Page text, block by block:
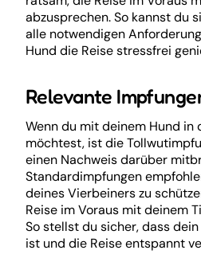
abzusprechen. So kannst du
alle notwendigen
Hund die Reise stressfrei
Relevante
Wenn du mit deinem Hund in
möchtest, ist die
einen Nachweis darüber
Standardimpfungen
deines Vierbeiners zu
Reise im Voraus mit deinem
So stellst du sicher, dass
ist und die Reise entspannt